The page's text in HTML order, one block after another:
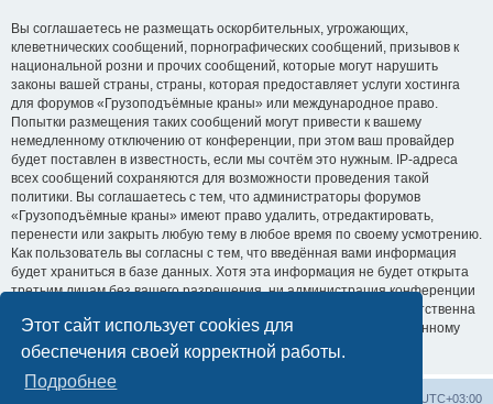
Этот сайт использует cookies для
обеспечения своей корректной работы.
Подробнее
Вы соглашаетесь не размещать оскорбительных, угрожающих,
клеветнических сообщений, порнографических сообщений, призывов к
национальной розни и прочих сообщений, которые могут нарушить
законы вашей страны, страны, которая предоставляет услуги хостинга
для форумов «Грузоподъёмные краны» или международное право.
Попытки размещения таких сообщений могут привести к вашему
немедленному отключению от конференции, при этом ваш провайдер
будет поставлен в известность, если мы сочтём это нужным. IP-адреса
всех сообщений сохраняются для возможности проведения такой
политики. Вы соглашаетесь с тем, что администраторы форумов
«Грузоподъёмные краны» имеют право удалить, отредактировать,
перенести или закрыть любую тему в любое время по своему усмотрению.
Как пользователь вы согласны с тем, что введённая вами информация
будет храниться в базе данных. Хотя эта информация не будет открыта
третьим лицам без вашего разрешения, ни администрация конференции
«Грузоподъёмные краны», ни phpBB Limited не может быть ответственна
за действия хакеров, которые могут привести к несанкционированному
доступу к ней.
UTC+03:00